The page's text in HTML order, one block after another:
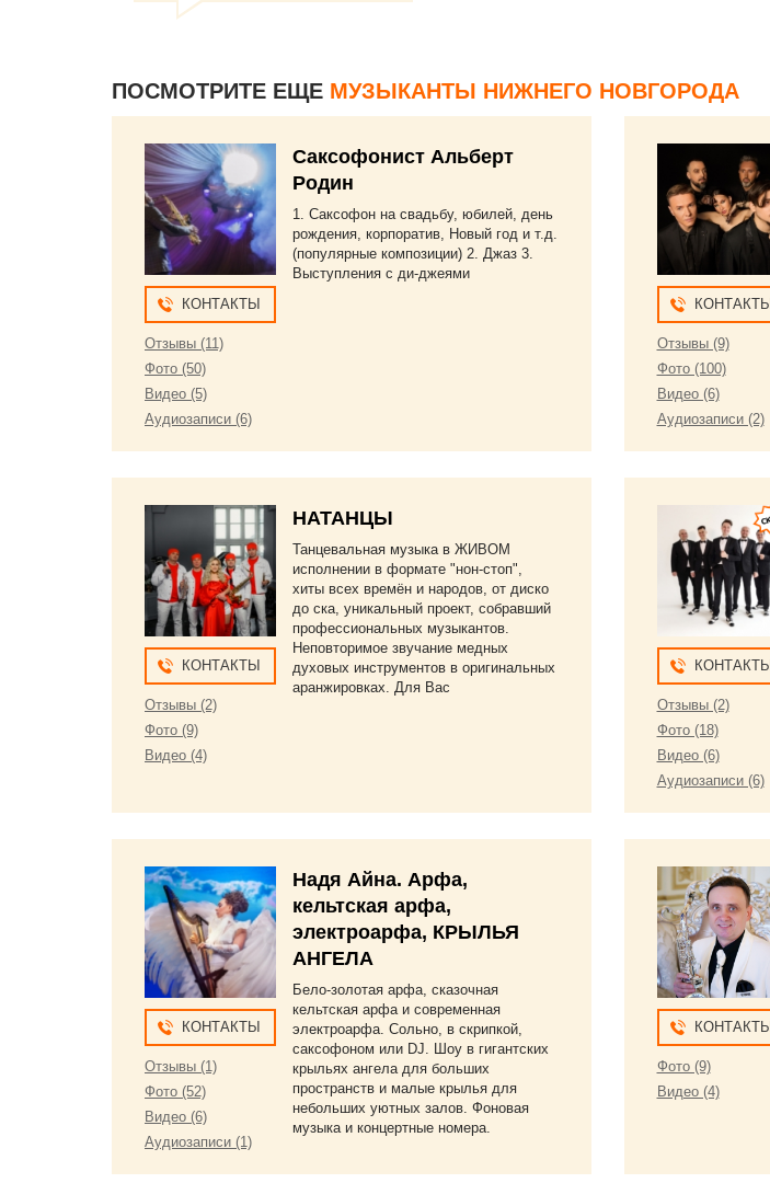
ПОСМОТРИТЕ ЕЩЕ МУЗЫКАНТЫ НИЖНЕГО НОВГОРОДА
КОНТАКТЫ
Отзывы (11)
Фото (50)
Видео (5)
Аудиозаписи (6)
Саксофонист Альберт
Родин
1. Саксофон на свадьбу, юбилей, день
рождения, корпоратив, Новый год и т.д.
(популярные композиции) 2. Джаз 3.
Выступления с ди-джеями
КОНТАКТЫ
Отзывы (9)
Фото (100)
Видео (6)
Аудиозаписи (2)
КОНТАКТЫ
Отзывы (2)
Фото (9)
Видео (4)
НАТАНЦЫ
Танцевальная музыка в ЖИВОМ
исполнении в формате "нон-стоп",
хиты всех времён и народов, от диско
до ска, уникальный проект, собравший
профессиональных музыкантов.
Неповторимое звучание медных
духовых инструментов в оригинальных
аранжировках. Для Вас
КОНТАКТЫ
Отзывы (2)
Фото (18)
Видео (6)
Аудиозаписи (6)
КОНТАКТЫ
Отзывы (1)
Фото (52)
Видео (6)
Аудиозаписи (1)
Надя Айна. Арфа,
кельтская арфа,
электроарфа, КРЫЛЬЯ
АНГЕЛА
Бело-золотая арфа, сказочная
кельтская арфа и современная
электроарфа. Сольно, в скрипкой,
саксофоном или DJ. Шоу в гигантских
крыльях ангела для больших
пространств и малые крылья для
небольших уютных залов. Фоновая
музыка и концертные номера.
КОНТАКТЫ
Фото (9)
Видео (4)